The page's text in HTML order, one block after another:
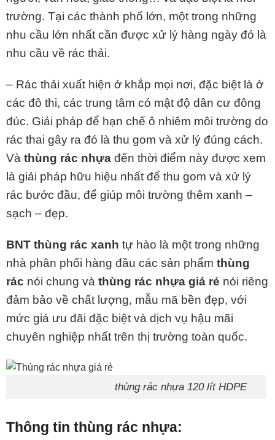
trường. Tại các thành phố lớn, một trong những
nhu cầu lớn nhất cần được xử lý hàng ngày đó là
nhu cầu về rác thải.
– Rác thải xuất hiện ở khắp mọi nơi, đặc biệt là ở
các đô thi, các trung tâm có mật độ dân cư đông
đúc. Giải pháp để hạn chế ô nhiêm môi trường do
rác thai gây ra đó là thu gom và xử lý đúng cách.
Và thùng rác nhựađến thời điểm này được xem
là giải pháp hữu hiệu nhất để thu gom và xử lý
rác bước đầu, để giúp môi trường thêm xanh –
sạch – đẹp.
BNT thùng rác xanh tự hào là một trong những
nhà phân phối hàng đầu các sản phẩm thùng
rác nói chung và thùng rác nhựa giá rẻ nói riêng
đảm bảo về chất lượng, mẫu mã bền đẹp, với
mức giá ưu đãi đặc biệt và dịch vụ hậu mãi
chuyên nghiệp nhất trên thị trường toàn quốc.
thùng rác nhựa 120 lít HDPE
Thông tin thùng rác nhựa: